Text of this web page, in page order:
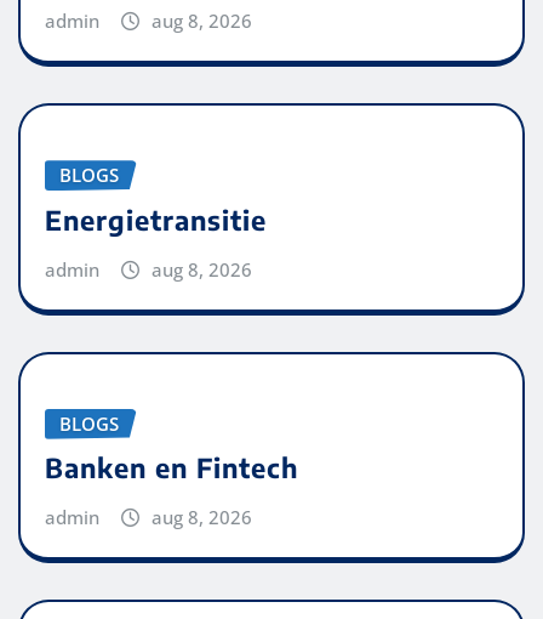
admin aug 8, 2026
BLOGS
Energietransitie
admin aug 8, 2026
BLOGS
Banken en Fintech
admin aug 8, 2026